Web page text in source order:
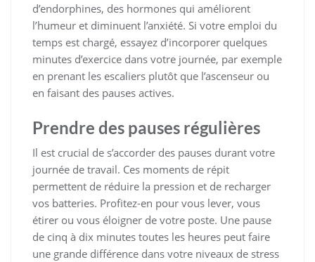
d’endorphines, des hormones qui améliorent
l’humeur et diminuent l’anxiété. Si votre emploi du
temps est chargé, essayez d’incorporer quelques
minutes d’exercice dans votre journée, par exemple
en prenant les escaliers plutôt que l’ascenseur ou
en faisant des pauses actives.
Prendre des pauses régulières
Il est crucial de s’accorder des pauses durant votre
journée de travail. Ces moments de répit
permettent de réduire la pression et de recharger
vos batteries. Profitez-en pour vous lever, vous
étirer ou vous éloigner de votre poste. Une pause
de cinq à dix minutes toutes les heures peut faire
une grande différence dans votre niveaux de stress